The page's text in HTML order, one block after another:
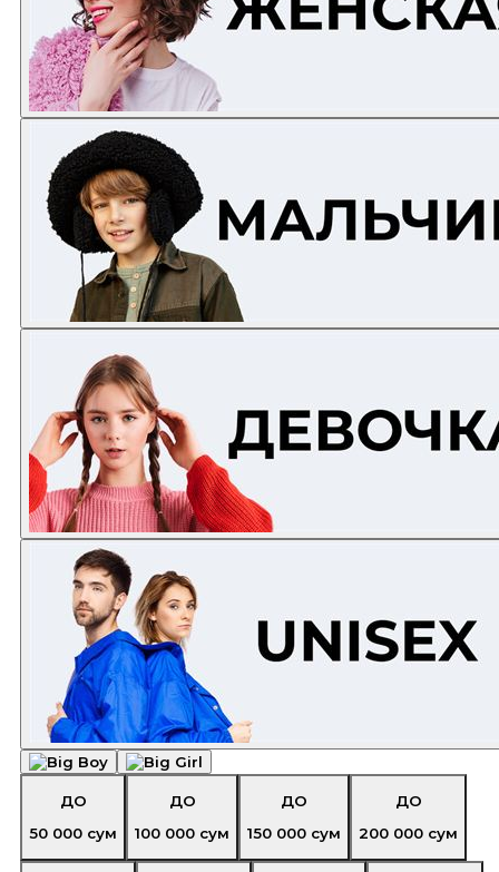
ДО
50 000 сум
ДО
100 000 сум
ДО
150 000 сум
ДО
200 000 сум